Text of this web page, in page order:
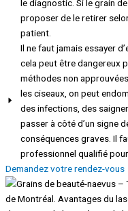
le diagnostic. Si le grain
proposer de le retirer
patient.
Il ne faut jamais essayer
cela peut être dangereux
méthodes non
les ciseaux, on peut
des infections, des
passer à côté d’un signe
conséquences graves. Il
professionnel qualifié
Demandez votre rendez-vous